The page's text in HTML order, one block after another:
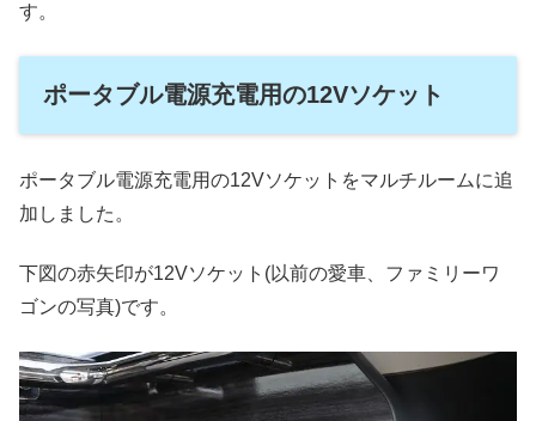
す。
ポータブル電源充電用の12Vソケット
ポータブル電源充電用の12Vソケットをマルチルームに追
加しました。
下図の赤矢印が12Vソケット(以前の愛車、ファミリーワ
ゴンの写真)です。